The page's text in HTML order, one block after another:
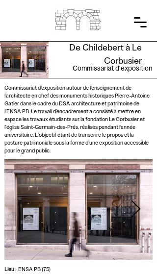
De Childebert à Le
Corbusier
Commissariat d'exposition
Commissariat d’exposition autour de l’enseignement de
l’architecte en chef des monuments historiques Pierre-Antoine
Gatier dans le cadre du DSA architecture et patrimoine de
l’ENSA PB. Le travail d’encadrement a consisté à mettre en
espace les travaux étudiants sur la fondation Le Corbusier et
l'église Saint-Germain-des-Prés, réalisés pendant l’année
universitaire. L'objectif étant de transcrire le propos et la
posture patrimoniale sous la forme d’une exposition accessible
pour le grand public.
Lieu : ENSA PB (75)